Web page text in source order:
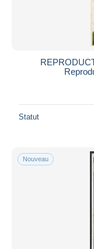
Statut
Nouveau